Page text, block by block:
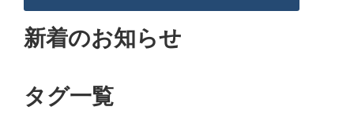
新着のお知らせ
タグ一覧